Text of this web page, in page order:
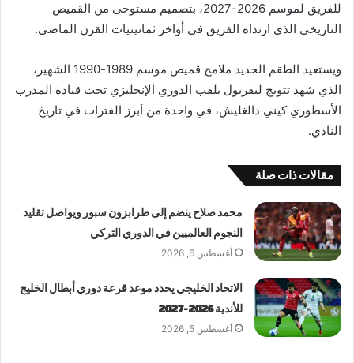
للفريق لموسم 2026-2027، بتصميم مستوحى من القميص
التاريخي الذي ارتداه الفريق في أواخر ثمانينيات القرن الماضي.
ويستعيد الطقم الجديد ملامح قميص موسم 1989-1990 الشهير،
الذي شهد تتويج ليفربول بلقب الدوري الإنجليزي تحت قيادة المدرب
الأسطوري كيني دالغليش، في واحدة من أبرز الفترات في تاريخ
النادي.
مقالات ذات صلة
محمد صلاح ينضم إلى طرابزون سبور ويواصل تقليد
النجوم العالميين في الدوري التركي
أغسطس 6, 2026
الاتحاد الخليجي يحدد موعد قرعة دوري أبطال الخليج
للأندية 2026-2027
أغسطس 5, 2026